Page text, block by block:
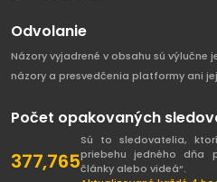
Odvolanie
Názory vyjadrené v obsahu sú
názory a presvedčenia platformy ani
Počet opakovaných
377,765
Sú to sledovatelia,
priebehu jedného dňa
články alebo videá“.